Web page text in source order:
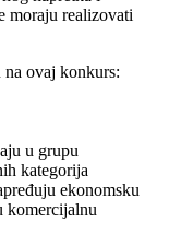
moraju realizovati
na ovaj konkurs:
u grupu
kategorija
ekonomsku
komercijalnu